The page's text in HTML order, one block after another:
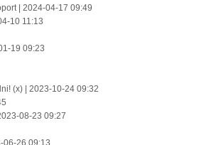
| 2024-04-17 09:49
10 11:13
19 09:23
(x) | 2023-10-24 09:32
08-23 09:27
06-26 09:13